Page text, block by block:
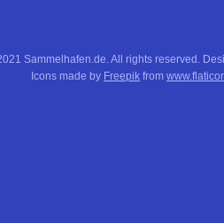
Sammelhafen.de. All rights reserved.
Icons made by Freepik from